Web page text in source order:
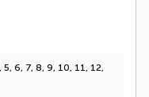
5, 6, 7, 8, 9, 10, 11, 12,